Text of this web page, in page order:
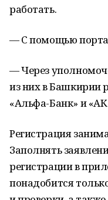
работать.
— С помощью
— Через
из них в Башкирии
«Альфа-Банк» и
Регистрация
Заполнять
регистрации в
понадобится